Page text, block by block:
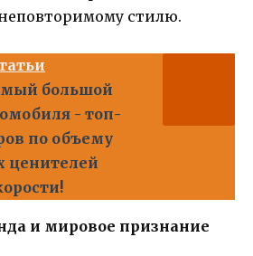
стилю.
большой
- топ-
по объему
ценителей
и мировое признание